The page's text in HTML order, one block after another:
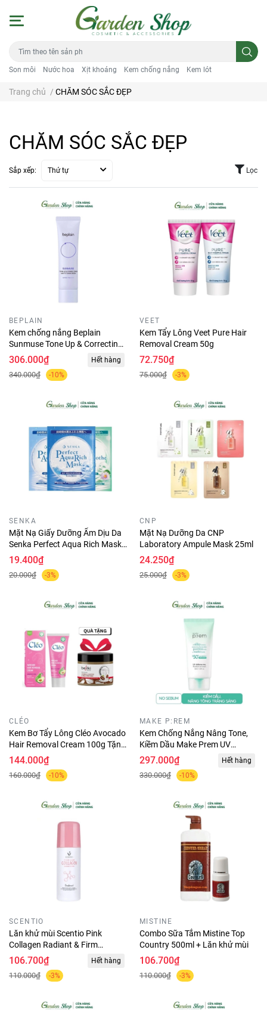
Son môi Nước hoa Xịt khoáng Kem chống nắng Kem lót
Trang chủ / CHĂM SÓC SẮC ĐẸP
CHĂM SÓC SẮC ĐẸP
Sắp xếp: Thứ tự Lọc
BEPLAIN
Kem chống nắng Beplain
Sunmuse Tone Up & Correcting
Matte Sunscreen 50ml
306.000₫
340.000₫ -10%
Hết hàng
VEET
Kem Tẩy Lông Veet Pure Hair
Removal Cream 50g
72.750₫
75.000₫ -3%
SENKA
Mặt Nạ Giấy Dưỡng Ẩm Dịu Da
Senka Perfect Aqua Rich Mask
21g
19.400₫
20.000₫ -3%
CNP
Mặt Nạ Dưỡng Da CNP
Laboratory Ampule Mask 25ml
24.250₫
25.000₫ -3%
CLÉO
Kem Bơ Tẩy Lông Cléo Avocado
Hair Removal Cream 100g Tặng
Tẩy Da Chết Muối Tre Và Chiết
Xuất Bơ Besilki 350g
144.000₫
160.000₫ -10%
MAKE P:REM
Kem Chống Nắng Nâng Tone,
Kiềm Dầu Make Prem UV
Defense Me No Sebum Sun
Cream SPF50+ PA+++ 50ml
297.000₫
330.000₫ -10%
Hết hàng
SCENTIO
Lăn khử mùi Scentio Pink
Collagen Radiant & Firm
Deodorant 50ml
106.700₫
110.000₫ -3%
Hết hàng
MISTINE
Combo Sữa Tắm Mistine Top
Country 500ml + Lăn khử mùi
106.700₫
110.000₫ -3%